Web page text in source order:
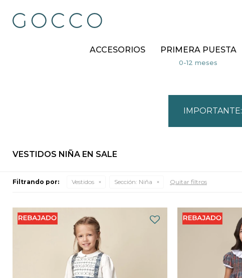
ACCESORIOS PRIMERA PUESTA
IMPORTANTE:
VESTIDOS NIÑA EN SALE
Filtrando por: Vestidos Sección: Niña Quitar filtros